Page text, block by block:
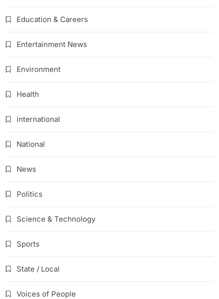
Education & Careers
Entertainment News
Environment
Health
international
National
News
Politics
Science & Technology
Sports
State / Local
Voices of People